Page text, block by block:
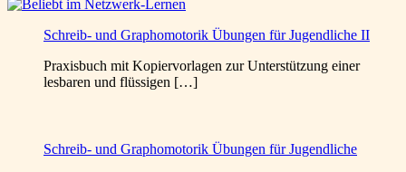
Schreib- und Graphomotorik Übungen für Jugendliche II
Praxisbuch mit Kopiervorlagen zur Unterstützung einer
lesbaren und flüssigen […]
Schreib- und Graphomotorik Übungen für Jugendliche